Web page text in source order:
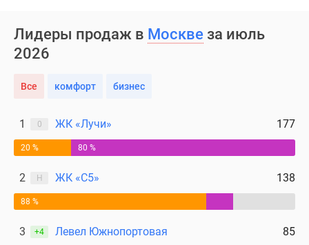
Лидеры продаж в Москве за июль
2026
Все комфорт бизнес
1 0 ЖК «Лучи» 177
20 % 80 %
2 Н ЖК «С5» 138
88 %
3 +4 Левел Южнопортовая 85